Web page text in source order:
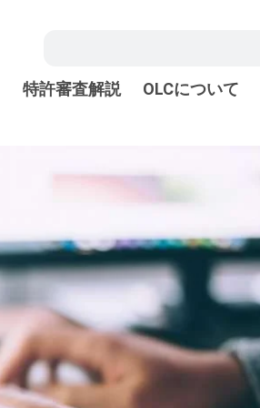
特許審査解説 OLCについて